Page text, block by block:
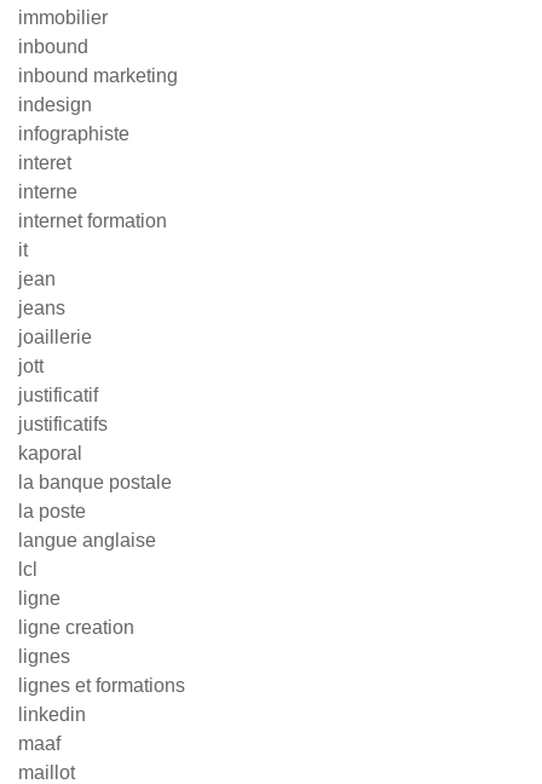
immobilier
inbound
inbound marketing
indesign
infographiste
interet
interne
internet formation
it
jean
jeans
joaillerie
jott
justificatif
justificatifs
kaporal
la banque postale
la poste
langue anglaise
lcl
ligne
ligne creation
lignes
lignes et formations
linkedin
maaf
maillot